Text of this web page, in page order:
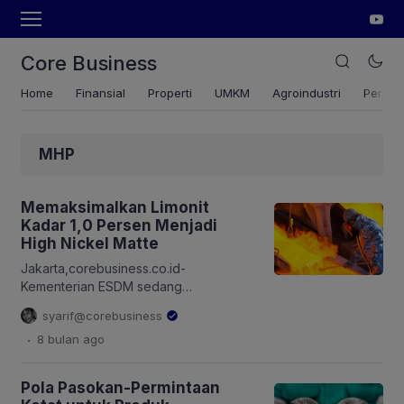
Core Business
Home Finansial Properti UMKM Agroindustri
MHP
Memaksimalkan Limonit
Kadar 1,0 Persen Menjadi
High Nickel Matte
Jakarta,corebusiness.co.id-
Kementerian ESDM sedang
memperketat kontrol produksi bijih
nikel di Indonesia. Hal ini terbaca dari
pemangkasan target produksi bijih
250 juta ton. Sementara kapasitas
syarif@corebusiness
. 8 bulan ago
Pola Pasokan-Permintaan